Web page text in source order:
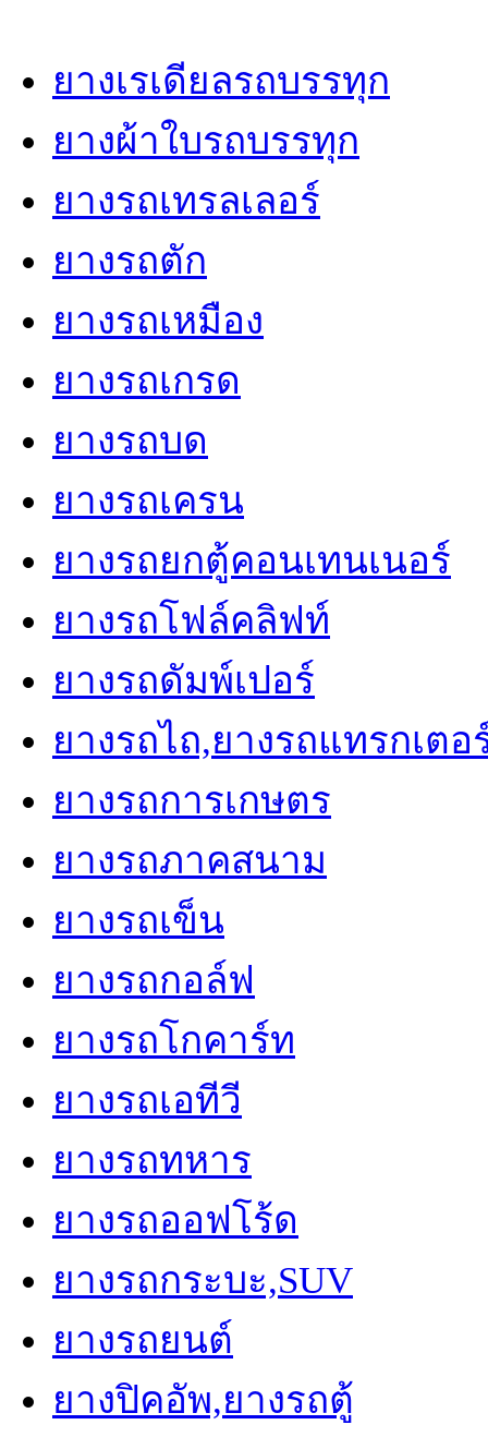
ยางเรเดียลรถบรรทุก
ยางผ้าใบรถบรรทุก
ยางรถเทรลเลอร์
ยางรถตัก
ยางรถเหมือง
ยางรถเกรด
ยางรถบด
ยางรถเครน
ยางรถยกตู้คอนเทนเนอร์
ยางรถโฟล์คลิฟท์
ยางรถดัมพ์เปอร์
ยางรถไถ,ยางรถแทรกเตอ
ยางรถการเกษตร
ยางรถภาคสนาม
ยางรถเข็น
ยางรถกอล์ฟ
ยางรถโกคาร์ท
ยางรถเอทีวี
ยางรถทหาร
ยางรถออฟโร้ด
ยางรถกระบะ,SUV
ยางรถยนต์
ยางปิคอัพ,ยางรถตู้